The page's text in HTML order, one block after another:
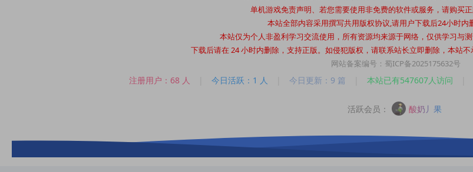
单机游戏免责声明、若您需要使用非免费的软件或服务，请购买正
本站全部内容采用撰写共用版权协议,请用户下载后24小时内
本站仅为个人非盈利学习交流使用，所有资源均来源于网络，仅供学习与测
下载后请在 24 小时内删除，支持正版。如侵犯版权，请联系站长立即删除，本站
网站备案编号：蜀ICP备2025175632号
注册用户：68 人 今日活跃：1 人 今日更新：9 篇 本站已有547607人访问
活跃会员： 酸奶丿果